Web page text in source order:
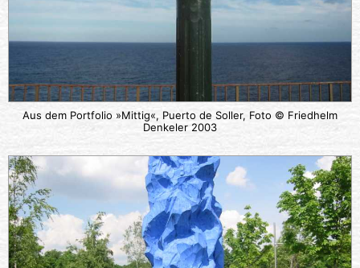
Aus dem Portfolio »Mittig«, Puerto de Soller, Foto © Friedhelm
Denkeler 2003